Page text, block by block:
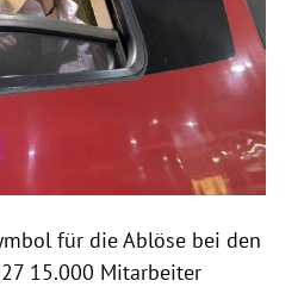
für die Ablöse bei den
15.000 Mitarbeiter